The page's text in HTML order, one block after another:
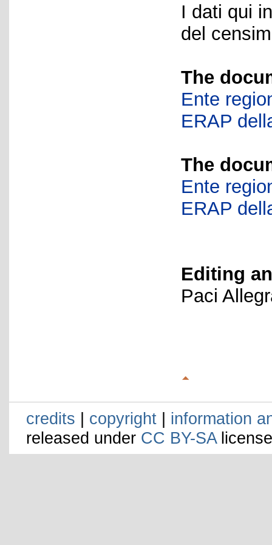
I dati qui
del
The
Ente
ERAP
The
Ente
ERAP
Editing
Paci
credits | copyright | information
released under CC BY-SA